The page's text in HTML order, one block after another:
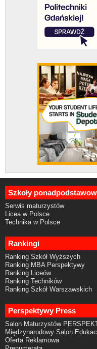
Szkoły
Serwis maturzystów
Licea w Polsce
Technika w Polsce
Rankingi
Ranking Szkół Wyższych
Ranking MBA Perspektywy
Ranking Liceów
Ranking Techników
Ranking Szkół Warszawskich
Perspektywy Press
Salon Maturzystów
Międzynarodowy Salon
Oferta Reklamowa